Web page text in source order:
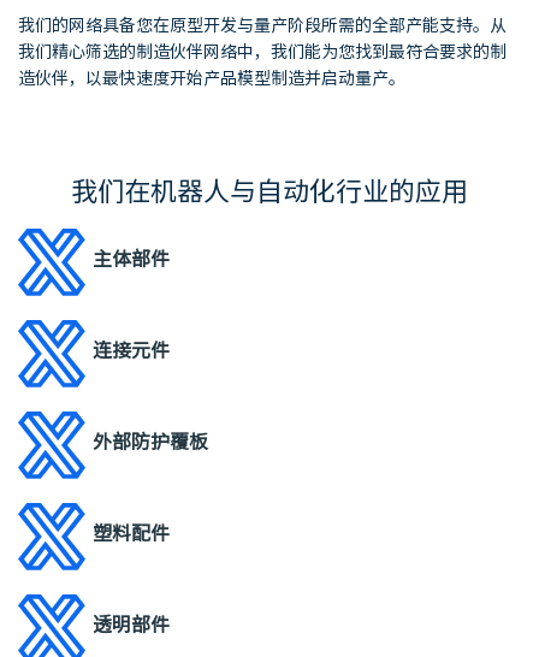
我们的网络具备您在原型开发与量产阶段所需的全部产能支持。从
我们精心筛选的制造伙伴网络中，我们能为您找到最符合要求的制
造伙伴，以最快速度开始产品模型制造并启动量产。
我们在机器人与自动化行业的应用
主体部件
连接元件
外部防护覆板
塑料配件
透明部件